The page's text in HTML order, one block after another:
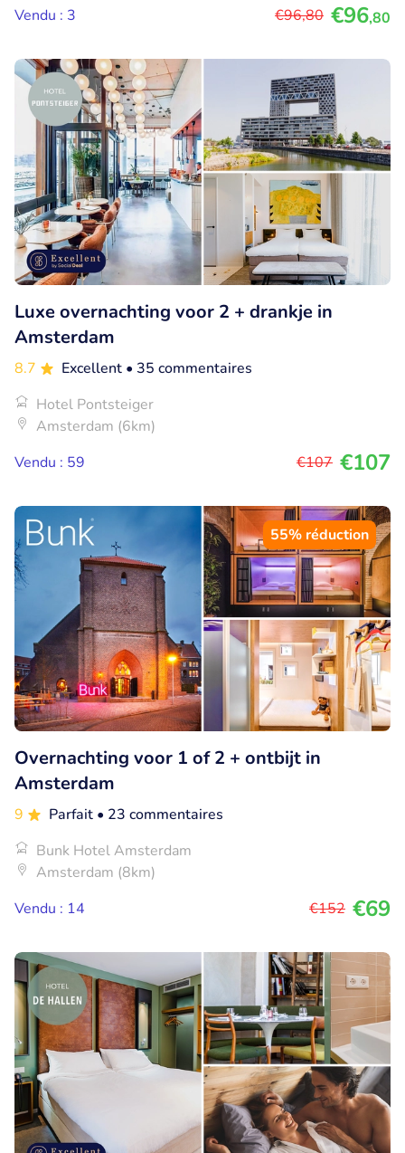
Vendu : 3
€96,80 €96,80
Luxe overnachting voor 2 + drankje in
Amsterdam
8.7 Excellent • 35 commentaires
Hotel Pontsteiger
Amsterdam (6km)
Vendu : 59
€107 €107
55% réduction
Overnachting voor 1 of 2 + ontbijt in
Amsterdam
9 Parfait • 23 commentaires
Bunk Hotel Amsterdam
Amsterdam (8km)
Vendu : 14
€152 €69